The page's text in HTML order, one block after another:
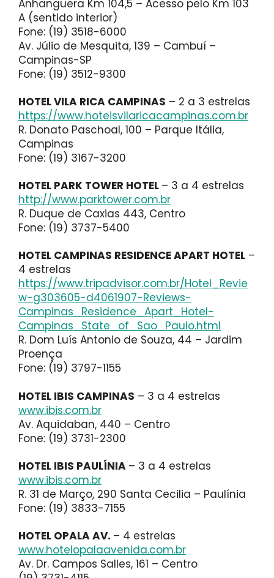
Anhanguera Km 104,5 – Acesso pelo Km 103
A (sentido interior)
Fone: (19) 3518-6000
Av. Júlio de Mesquita, 139 – Cambuí –
Campinas-SP
Fone: (19) 3512-9300
HOTEL VILA RICA CAMPINAS – 2 a 3 estrelas
https://www.hoteisvilaricacampinas.com.br
R. Donato Paschoal, 100 – Parque Itália,
Campinas
Fone: (19) 3167-3200
HOTEL PARK TOWER HOTEL – 3 a 4 estrelas
http://www.parktower.com.br
R. Duque de Caxias 443, Centro
Fone: (19) 3737-5400
HOTEL CAMPINAS RESIDENCE APART HOTEL –
4 estrelas
https://www.tripadvisor.com.br/Hotel_Revie
w-g303605-d4061907-Reviews-
Campinas_Residence_Apart_Hotel-
Campinas_State_of_Sao_Paulo.html
R. Dom Luís Antonio de Souza, 44 – Jardim
Proença
Fone: (19) 3797-1155
HOTEL IBIS CAMPINAS – 3 a 4 estrelas
www.ibis.com.br
Av. Aquidaban, 440 – Centro
Fone: (19) 3731-2300
HOTEL IBIS PAULÍNIA – 3 a 4 estrelas
www.ibis.com.br
R. 31 de Março, 290 Santa Cecilia – Paulínia
Fone: (19) 3833-7155
HOTEL OPALA AV. – 4 estrelas
www.hotelopalaavenida.com.br
Av. Dr. Campos Salles, 161 – Centro